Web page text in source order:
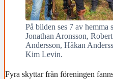
På bilden ses 7 av hemma
Jonathan Aronsson,
Andersson, Håkan
Kim Levin.
Fyra skyttar från föreningen